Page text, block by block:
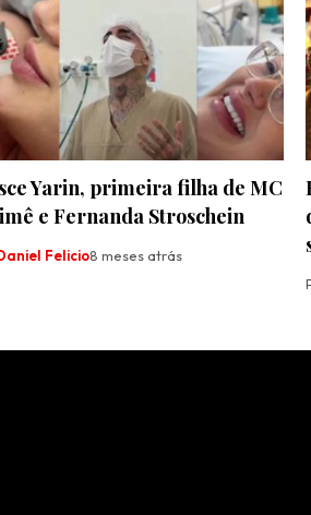
Yarin, primeira filha de MC
e Fernanda Stroschein
Felicio8 meses atrás